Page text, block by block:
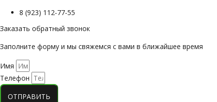
8 (923) 112-77-55
Заказать обратный звонок
Заполните форму и мы свяжемся с вами в ближайшее время
Имя
Телефон
ОТПРАВИТЬ